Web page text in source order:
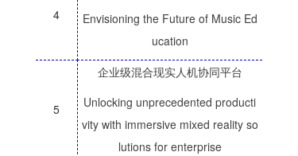
4
Envisioning the Future of Music Ed
ucation
5
企业级混合现实人机协同平台
Unlocking unprecedented producti
vity with immersive mixed reality so
lutions for enterprise